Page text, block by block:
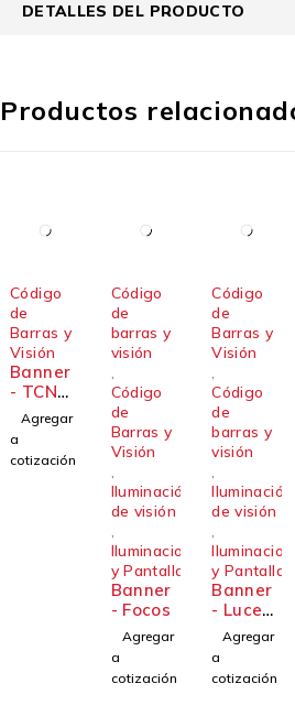
DETALLES DEL PRODUCTO
Productos
Código
de
Barras y
Visión
Banner
- TCNM-
EX-
0210
Agregar
a
cotización
Código
de
barras y
visión
Código
de
Barras y
Visión
Iluminación
de visión
Iluminacion
y Pantalla
Banner
- Focos
Agregar
a
cotización
Código
de
Barras y
Visión
Código
de
barras y
visión
Iluminación
de visión
Iluminacion
y Pantalla
Banner
- Luces
de área
Agregar
a
cotización